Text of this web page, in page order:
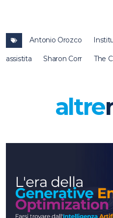
Antonio Orozco
assistita Sharon Corr The
altre